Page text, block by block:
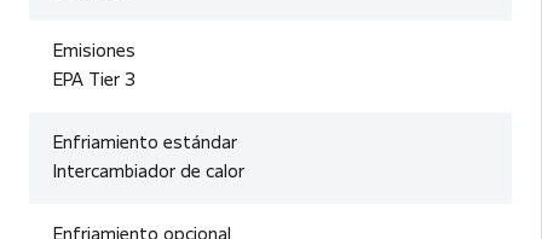
Emisiones
EPA Tier 3
Enfriamiento estándar
Intercambiador de calor
Enfriamiento opcional